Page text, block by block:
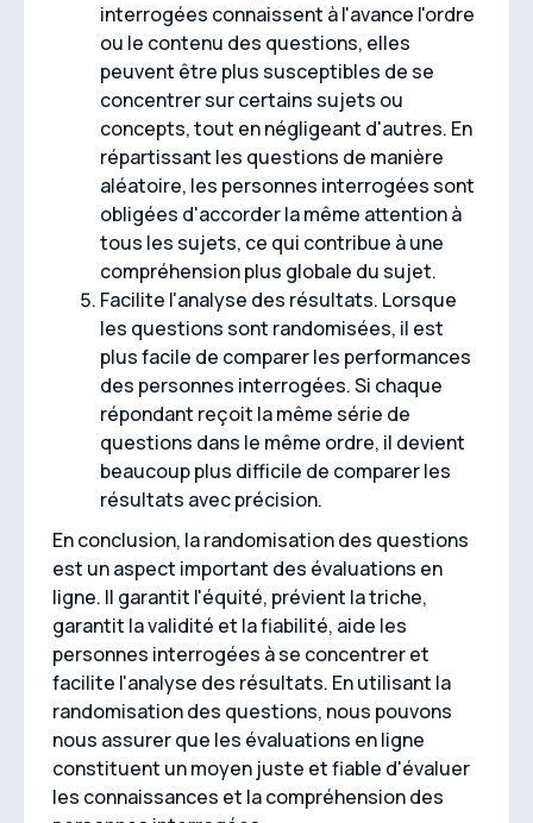
interrogées connaissent à l'avance l'ordre
ou le contenu des questions, elles
peuvent être plus susceptibles de se
concentrer sur certains sujets ou
concepts, tout en négligeant d'autres. En
répartissant les questions de manière
aléatoire, les personnes interrogées sont
obligées d'accorder la même attention à
tous les sujets, ce qui contribue à une
compréhension plus globale du sujet.
Facilite l'analyse des résultats. Lorsque
les questions sont randomisées, il est
plus facile de comparer les performances
des personnes interrogées. Si chaque
répondant reçoit la même série de
questions dans le même ordre, il devient
beaucoup plus difficile de comparer les
résultats avec précision.
En conclusion, la randomisation des questions
est un aspect important des évaluations en
ligne. Il garantit l'équité, prévient la triche,
garantit la validité et la fiabilité, aide les
personnes interrogées à se concentrer et
facilite l'analyse des résultats. En utilisant la
randomisation des questions, nous pouvons
nous assurer que les évaluations en ligne
constituent un moyen juste et fiable d'évaluer
les connaissances et la compréhension des